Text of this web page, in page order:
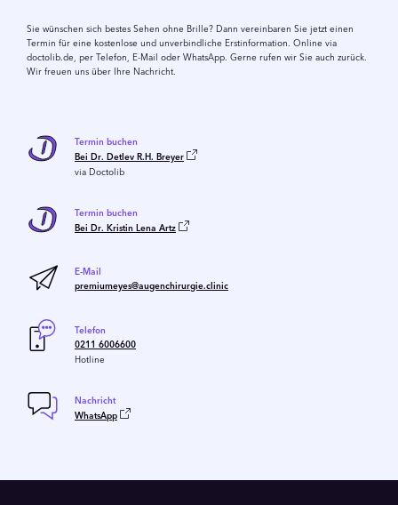
Sie wünschen sich bestes Sehen ohne Brille? Dann vereinbaren Sie jetzt einen
Termin für eine kostenlose und unverbindliche Erstinformation. Online via
doctolib.de, per Telefon, E-Mail oder WhatsApp. Gerne rufen wir Sie auch zurück.
Wir freuen uns über Ihre Nachricht.
Termin buchen
Bei Dr. Detlev R.H. Breyer
via Doctolib
Termin buchen
Bei Dr. Kristin Lena Artz
E-Mail
premiumeyes@augenchirurgie.clinic
Telefon
0211 6006600
Hotline
Nachricht
WhatsApp